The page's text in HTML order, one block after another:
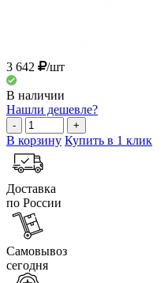
3 642 /шт
В наличии
Нашли дешевле?
- +
В корзину Купить в 1 клик
Доставка
по России
Самовывоз
сегодня